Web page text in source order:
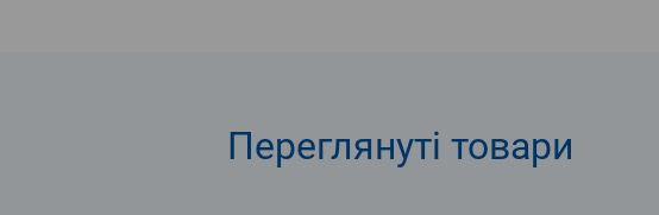
Переглянуті товари